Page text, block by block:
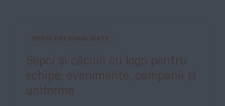
ȘEPCI PERSONALIZATE
Șepci și căciuli cu logo pentru
echipe, evenimente, campanii și
uniforme